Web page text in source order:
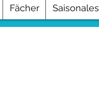
Fächer Saisonales